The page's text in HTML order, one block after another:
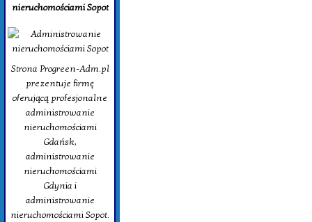
nieruchomościami Sopot
Strona Progreen-Adm.pl
prezentuje firmę
oferującą profesjonalne
administrowanie
nieruchomościami
Gdańsk,
administrowanie
nieruchomościami
Gdynia i
administrowanie
nieruchomościami Sopot.